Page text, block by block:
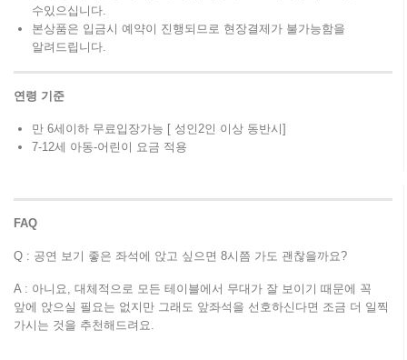
수있으십니다.
본상품은 입금시 예약이 진행되므로 현장결제가 불가능함을
알려드립니다.
연령 기준
만 6세이하 무료입장가능 [ 성인2인 이상 동반시]
7-12세 아동-어린이 요금 적용
FAQ
Q : 공연 보기 좋은 좌석에 앉고 싶으면 8시쯤 가도 괜찮을까요?
A : 아니요, 대체적으로 모든 테이블에서 무대가 잘 보이기 때문에 꼭
앞에 앉으실 필요는 없지만 그래도 앞좌석을 선호하신다면 조금 더 일찍
가시는 것을 추천해드려요.